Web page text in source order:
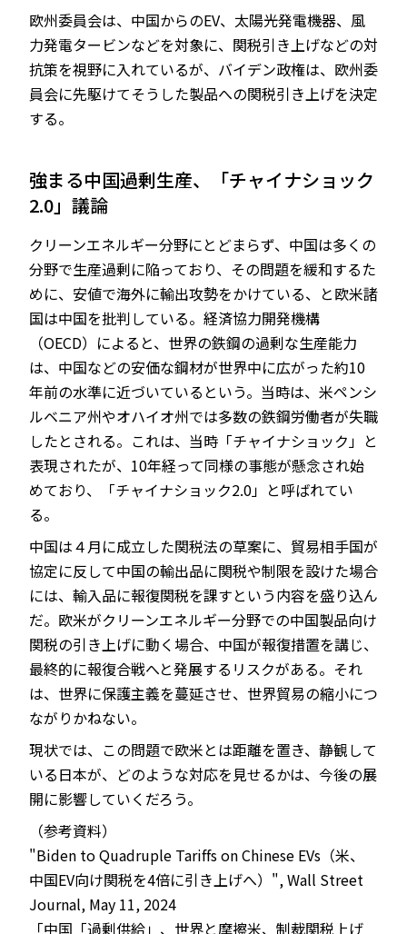
欧州委員会は、中国からのEV、太陽光発電機器、風
力発電タービンなどを対象に、関税引き上げなどの対
抗策を視野に入れているが、バイデン政権は、欧州委
員会に先駆けてそうした製品への関税引き上げを決定
する。
強まる中国過剰生産、「チャイナショック
2.0」議論
クリーンエネルギー分野にとどまらず、中国は多くの
分野で生産過剰に陥っており、その問題を緩和するた
めに、安値で海外に輸出攻勢をかけている、と欧米諸
国は中国を批判している。経済協力開発機構
（OECD）によると、世界の鉄鋼の過剰な生産能力
は、中国などの安価な鋼材が世界中に広がった約10
年前の水準に近づいているという。当時は、米ペンシ
ルベニア州やオハイオ州では多数の鉄鋼労働者が失職
したとされる。これは、当時「チャイナショック」と
表現されたが、10年経って同様の事態が懸念され始
めており、「チャイナショック2.0」と呼ばれてい
る。
中国は４月に成立した関税法の草案に、貿易相手国が
協定に反して中国の輸出品に関税や制限を設けた場合
には、輸入品に報復関税を課すという内容を盛り込ん
だ。欧米がクリーンエネルギー分野での中国製品向け
関税の引き上げに動く場合、中国が報復措置を講じ、
最終的に報復合戦へと発展するリスクがある。それ
は、世界に保護主義を蔓延させ、世界貿易の縮小につ
ながりかねない。
現状では、この問題で欧米とは距離を置き、静観して
いる日本が、どのような対応を見せるかは、今後の展
開に影響していくだろう。
（参考資料）
"Biden to Quadruple Tariffs on Chinese EVs（米、
中国EV向け関税を4倍に引き上げへ）", Wall Street
Journal, May 11, 2024
「中国「過剰供給」、世界と摩擦――米、制裁関税上げ